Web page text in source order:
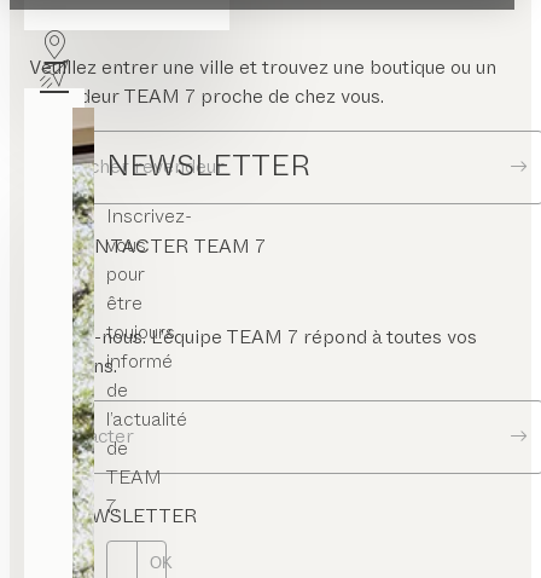
NEWSLETTER
Inscrivez-
vous
pour
être
toujours
informé
de
l’actualité
de
TEAM
7.
OK
Veuillez entrer une ville et trouvez une boutique ou un
revendeur TEAM 7 proche de chez vous.
Chercher revendeur
CONTACTER TEAM 7
Écrivez-nous. L’équipe TEAM 7 répond à toutes vos
questions.
Contacter
NEWSLETTER